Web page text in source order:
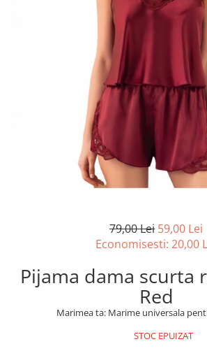
79,00 Lei 59,00 Lei
Economisesti: 20,00
Pijama dama scurta
Red
Marimea ta: Marime universala
STOC EPUIZAT